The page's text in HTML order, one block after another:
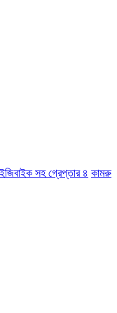
সহ গ্রেপ্তার ৪ কামরুল-জসিম